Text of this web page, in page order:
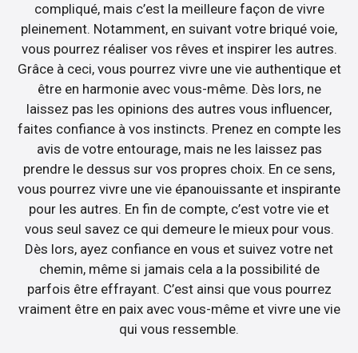
compliqué, mais c’est la meilleure façon de vivre
pleinement. Notamment, en suivant votre briqué voie,
vous pourrez réaliser vos rêves et inspirer les autres.
Grâce à ceci, vous pourrez vivre une vie authentique et
être en harmonie avec vous-même. Dès lors, ne
laissez pas les opinions des autres vous influencer,
faites confiance à vos instincts. Prenez en compte les
avis de votre entourage, mais ne les laissez pas
prendre le dessus sur vos propres choix. En ce sens,
vous pourrez vivre une vie épanouissante et inspirante
pour les autres. En fin de compte, c’est votre vie et
vous seul savez ce qui demeure le mieux pour vous.
Dès lors, ayez confiance en vous et suivez votre net
chemin, même si jamais cela a la possibilité de
parfois être effrayant. C’est ainsi que vous pourrez
vraiment être en paix avec vous-même et vivre une vie
qui vous ressemble.